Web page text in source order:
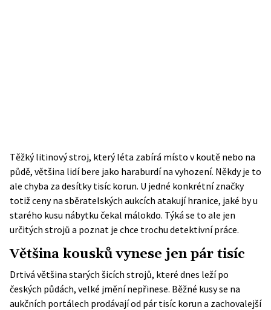
Těžký litinový stroj, který léta zabírá místo v koutě nebo na
půdě, většina lidí bere jako haraburdí na vyhození. Někdy je to
ale chyba za desítky tisíc korun. U jedné konkrétní značky
totiž ceny na sběratelských aukcích atakují hranice, jaké by u
starého kusu nábytku čekal málokdo. Týká se to ale jen
určitých strojů a poznat je chce trochu detektivní práce.
Většina kousků vynese jen pár tisíc
Drtivá většina starých šicích strojů, které dnes leží po
českých půdách, velké jmění nepřinese. Běžné kusy se na
aukčních portálech prodávají od pár tisíc korun a zachovalejší